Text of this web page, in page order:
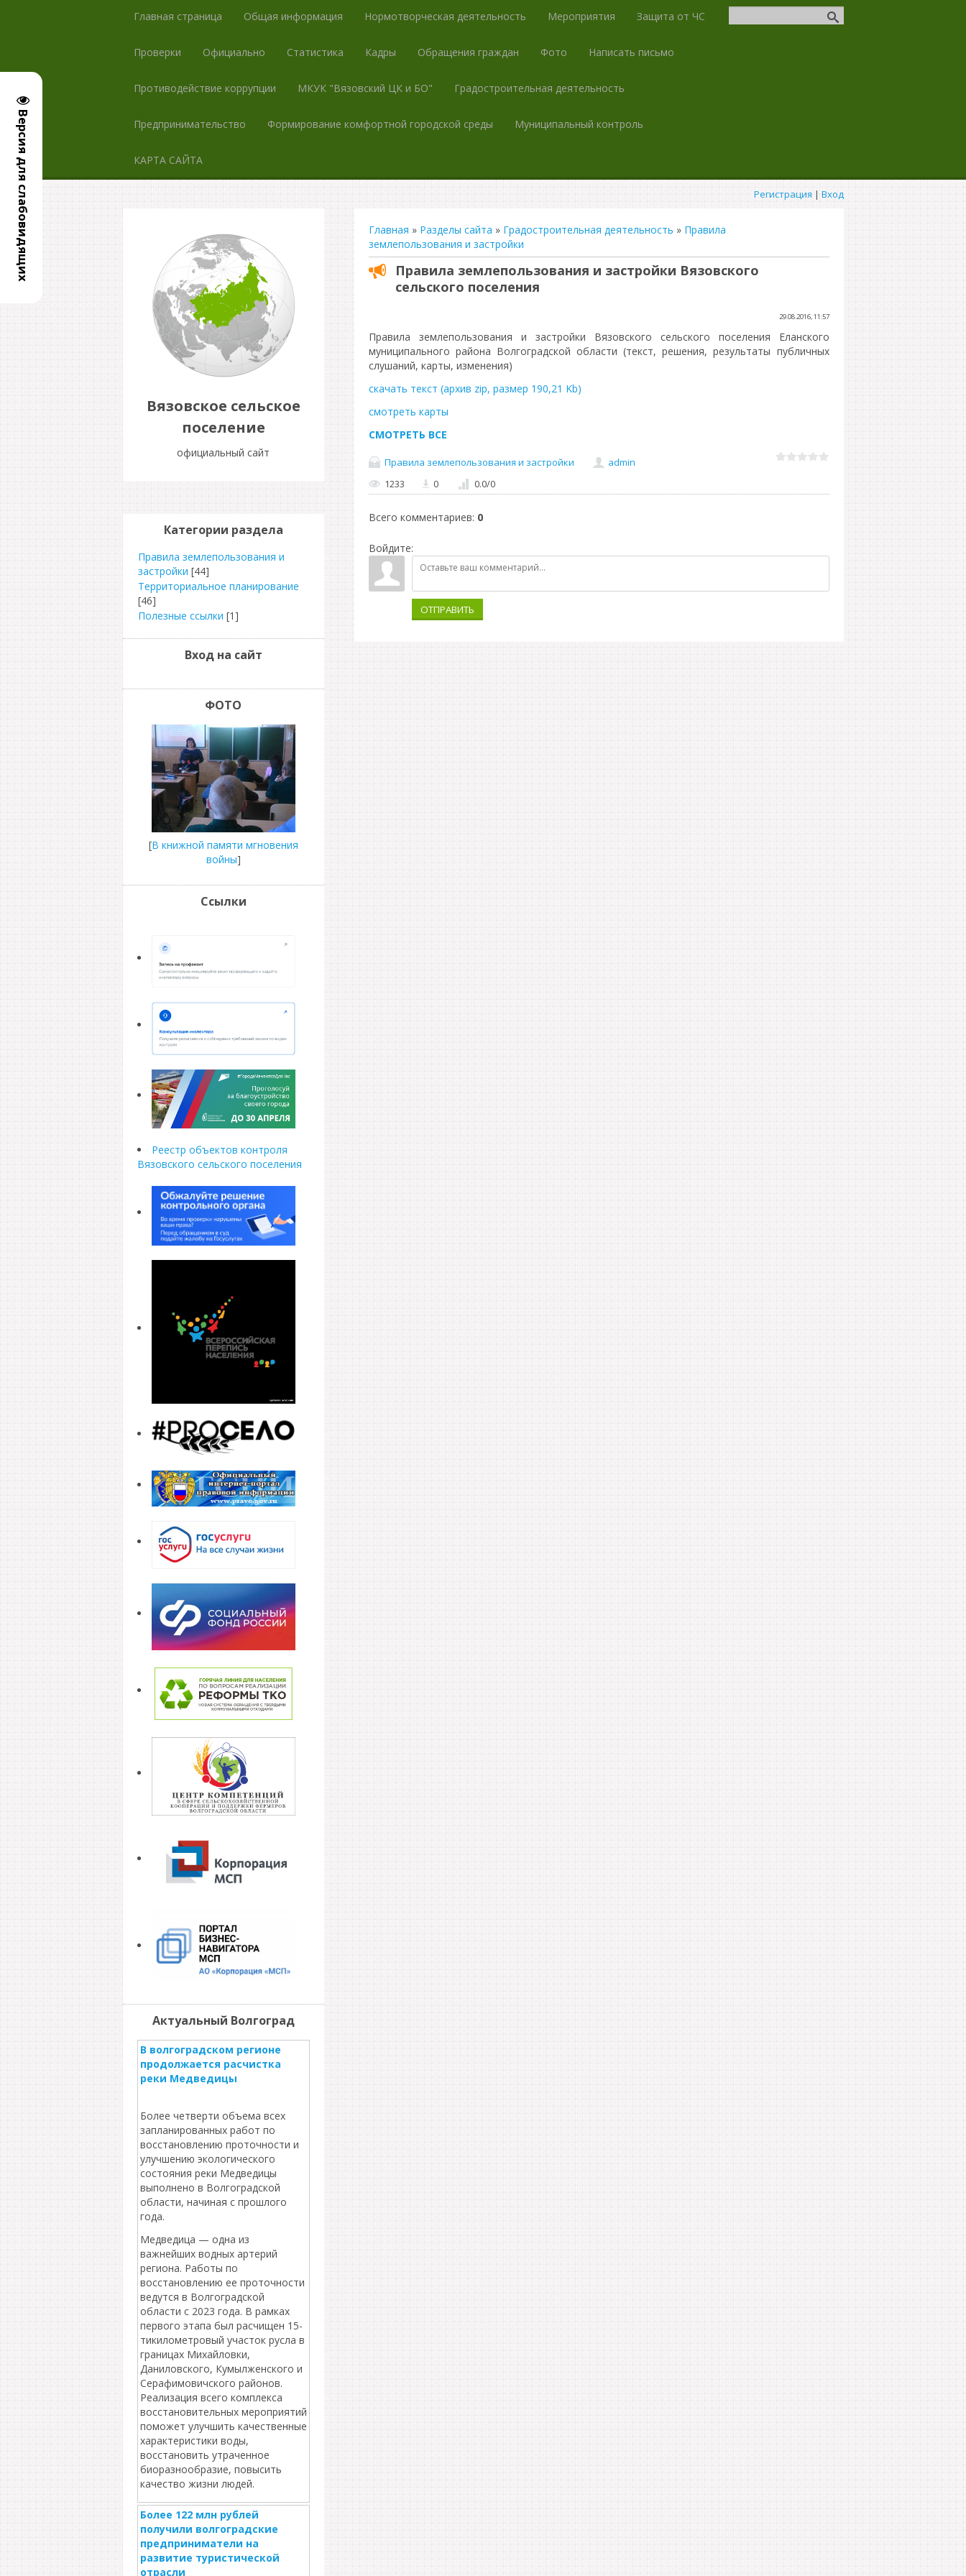
Версия для слабовидящих
Главная страница Общая информация Нормотворческая деятельность Мероприятия Защита от ЧС
Проверки Официально Статистика Кадры Обращения граждан Фото Написать письмо
Противодействие коррупции МКУК "Вязовский ЦК и БО" Градостроительная деятельность
Предпринимательство Формирование комфортной городской среды Муниципальный контроль
КАРТА САЙТА
Регистрация | Вход
Вязовское сельское
поселение
официальный сайт
Главная » Разделы сайта » Градостроительная деятельность » Правила
землепользования и застройки
Правила землепользования и застройки Вязовского
сельского поселения
29.08.2016, 11:57
Правила землепользования и застройки Вязовского сельского поселения Еланского
муниципального района Волгоградской области (текст, решения, результаты публичных
слушаний, карты, изменения)
скачать текст (архив zip, размер 190,21 Kb)
смотреть карты
СМОТРЕТЬ ВСЕ
Правила землепользования и застройки
admin
1233
0 0.0/0
Всего комментариев: 0
Войдите:
ОТПРАВИТЬ
Категории раздела
Правила землепользования и
застройки [44]
Территориальное планирование
[46]
Полезные ссылки [1]
Вход на сайт
ФОТО
[В книжной памяти мгновения
войны]
Ссылки
Реестр объектов контроля
Вязовского сельского поселения
Актуальный Волгоград
В волгоградском регионе
продолжается расчистка
реки Медведицы
Более четверти объема всех
запланированных работ по
восстановлению проточности и
улучшению экологического
состояния реки Медведицы
выполнено в Волгоградской
области, начиная с прошлого
года.
Медведица — одна из
важнейших водных артерий
региона. Работы по
восстановлению ее проточности
ведутся в Волгоградской
области с 2023 года. В рамках
первого этапа был расчищен 15-
тикилометровый участок русла в
границах Михайловки,
Даниловского, Кумылженского и
Серафимовичского районов.
Реализация всего комплекса
восстановительных мероприятий
поможет улучшить качественные
характеристики воды,
восстановить утраченное
биоразнообразие, повысить
качество жизни людей.
Более 122 млн рублей
получили волгоградские
предприниматели на
развитие туристической
отрасли